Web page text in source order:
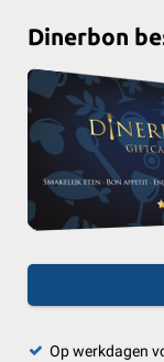
Dinerbon
Op werkdagen